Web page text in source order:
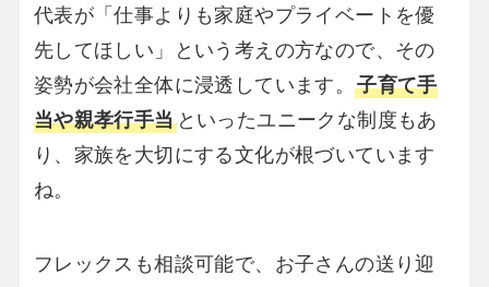
代表が「仕事よりも家庭やプライベートを優
先してほしい」という考えの方なので、その
姿勢が会社全体に浸透しています。子育て手
当や親孝行手当といったユニークな制度もあ
り、家族を大切にする文化が根づいています
ね。
フレックスも相談可能で、お子さんの送り迎